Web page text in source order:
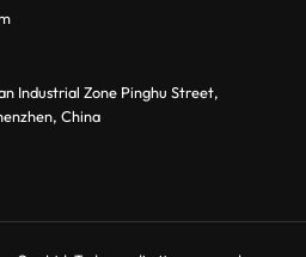
Industrial Zone Pinghu Street,
China